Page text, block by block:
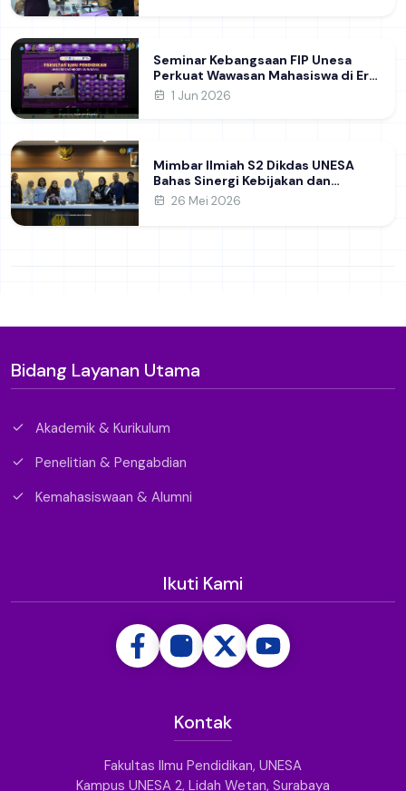
Seminar Kebangsaan FIP Unesa
Perkuat Wawasan Mahasiswa di Era
Geopolitik Global&nbsp;
1 Jun 2026
Mimbar Ilmiah S2 Dikdas UNESA
Bahas Sinergi Kebijakan dan
Pendidikan
26 Mei 2026
Bidang Layanan Utama
Akademik & Kurikulum
Penelitian & Pengabdian
Kemahasiswaan & Alumni
Ikuti Kami
Kontak
Fakultas Ilmu Pendidikan, UNESA
Kampus UNESA 2, Lidah Wetan, Surabaya